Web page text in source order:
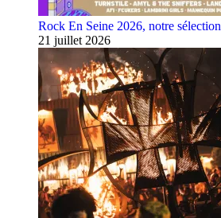
Rock En Seine 2026, notre sélection
21 juillet 2026